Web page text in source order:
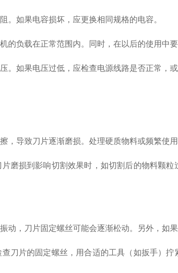
如果电容损坏，应更换相同规格的电容。
负载在正常范围内。同时，在以后的使用中要
如果电压过低，应检查电源线路是否正常，或
导致刀片逐渐磨损。处理硬质物料或频繁使用
损到影响切割效果时，如切割后的物料颗粒
，刀片固定螺丝可能会逐渐松动。另外，如果
片的固定螺丝，用合适的工具（如扳手）拧